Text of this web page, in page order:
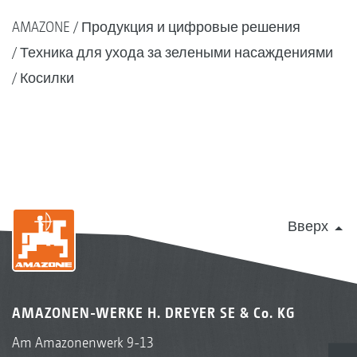
Переключатели для аккумуляторов
AMAZONE
Продукция и цифровые решения
Техника для ухода за зелеными насаждениями
Косилки
Вверх
AMAZONEN-WERKE H. DREYER SE & Co. KG
Am Amazonenwerk 9-13